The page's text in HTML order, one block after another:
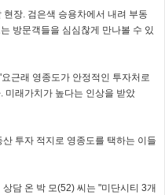
장. 검은색 승용차에서 내려 부동
방문객들을 심심찮게 만나볼 수 있
근래 영종도가 안정적인 투자처로
미래가치가 높다는 인상을 받았
투자 적지로 영종도를 택하는 이들
담 온 박 모(52) 씨는 "미단시티 3개